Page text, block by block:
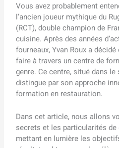
Vous avez probablement
l’ancien joueur mythique du
(RCT), double champion de
cuisine. Après des années
fourneaux, Yvan Roux a
faire à travers un centre de
genre. Ce centre, situé dans le
distingue par son approche
formation en restauration.
Dans cet article, nous allons
secrets et les particularités
mettant en lumière les